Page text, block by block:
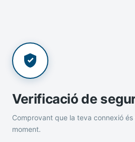
Verificació de
Comprovant que la teva connexió és
moment.